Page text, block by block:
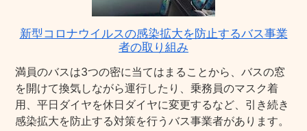
新型コロナウイルスの感染拡大を防止するバス事業
者の取り組み
満員のバスは3つの密に当てはまることから、バスの窓
を開けて換気しながら運行したり、乗務員のマスク着
用、平日ダイヤを休日ダイヤに変更するなど、引き続き
感染拡大を防止する対策を行うバス事業者があります。